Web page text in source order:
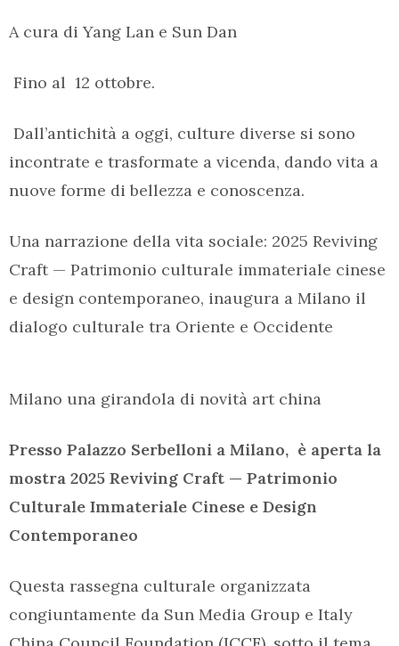
A cura di Yang Lan e Sun Dan
Fino al 12 ottobre.
Dall’antichità a oggi, culture diverse si sono
incontrate e trasformate a vicenda, dando vita a
nuove forme di bellezza e conoscenza.
Una narrazione della vita sociale: 2025 Reviving
Craft — Patrimonio culturale immateriale cinese
e design contemporaneo, inaugura a Milano il
dialogo culturale tra Oriente e Occidente
Milano una girandola di novità art china
Presso Palazzo Serbelloni a Milano, è aperta la
mostra 2025 Reviving Craft — Patrimonio
Culturale Immateriale Cinese e Design
Contemporaneo
Questa rassegna culturale organizzata
congiuntamente da Sun Media Group e Italy